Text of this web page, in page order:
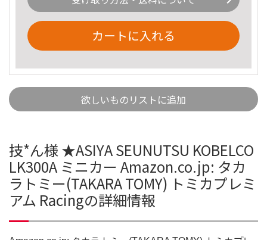
カートに入れる
欲しいものリストに追加
技*ん様 ★ASIYA SEUNUTSU KOBELCO
LK300A ミニカー Amazon.co.jp: タカ
ラトミー(TAKARA TOMY) トミカプレミ
アム Racingの詳細情報